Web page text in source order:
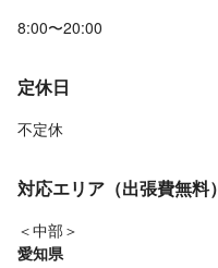
8:00〜20:00
定休日
不定休
対応エリア（出張費無料）
＜中部＞
愛知県